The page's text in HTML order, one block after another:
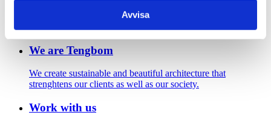
Avvisa
Welcome to Tengbom! Whatever your question or enquiry,
We are Tengbom
We create sustainable and beautiful architecture that
strenghtens our clients as well as our society.
Work with us